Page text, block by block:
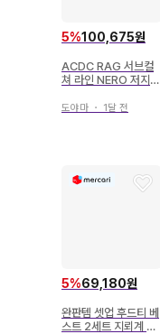
5%100,675원
ACDC RAG 서브컬
쳐 라인 NERO 저지
블루
도야마 ・ 1달 전
5%69,180원
완판템 셋업 후드티 베
스트 2세트 지뢰계 Y